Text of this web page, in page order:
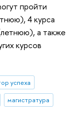
пройти
4 курса
а также
курсов
успеха
магистратура